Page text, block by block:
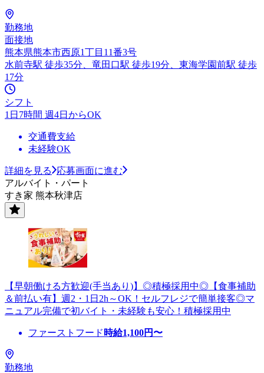
勤務地
面接地
熊本県熊本市西原1丁目11番3号
水前寺駅 徒歩35分、竜田口駅 徒歩19分、東海学園前駅 徒歩
17分
シフト
1日7時間 週4日からOK
交通費支給
未経験OK
詳細を見る
応募画面に進む
アルバイト・パート
すき家 熊本秋津店
【早朝働ける方歓迎(手当あり)】◎積極採用中◎【食事補助
＆前払い有】週2・1日2h～OK！セルフレジで簡単接客◎マ
ニュアル完備で初バイト・未経験も安心！積極採用中
ファーストフード 時給1,100円〜
勤務地